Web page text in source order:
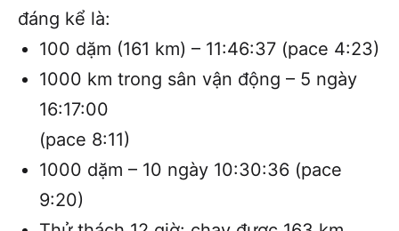
đáng kể là:
100 dặm (161 km) – 11:46:37 (pace 4:23)
1000 km trong sân vận động – 5 ngày
16:17:00
(pace 8:11)
1000 dặm – 10 ngày 10:30:36 (pace
9:20)